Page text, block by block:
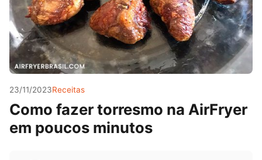
23/11/2023Receitas
Como fazer torresmo na AirFryer
em poucos minutos